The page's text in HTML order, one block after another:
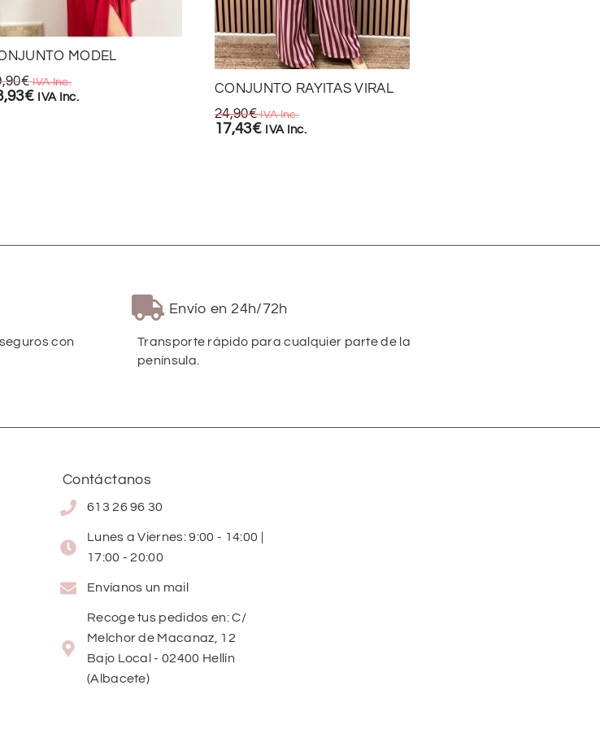
MODEL
€ IVA Inc.
€ IVA Inc.
CONJUNTO RAYITAS VIRAL
24,90€ IVA Inc.
17,43€ IVA Inc.
con
Envío en 24h/72h
Transporte rápido para cualquier parte de la
península.
Contáctanos
613 26 96 30
Lunes a Viernes: 9:00 - 14:00 |
17:00 - 20:00
Envíanos un mail
Recoge tus pedidos en: C/
Melchor de Macanaz, 12
Bajo Local - 02400 Hellín
(Albacete)